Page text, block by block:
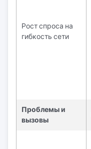
Рост спроса на
гибкость сети
Проблемы и
вызовы